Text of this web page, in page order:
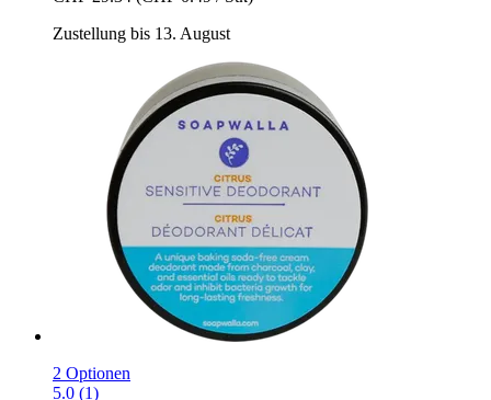
Zustellung bis 13. August
2 Optionen
5.0 (1)